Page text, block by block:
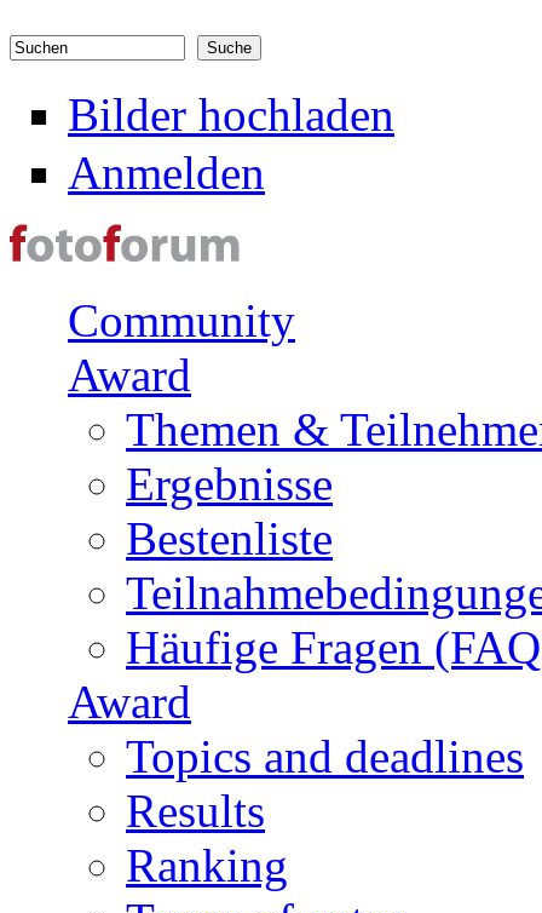
Suchformular
Bilder hochladen
Anmelden
Community
Award
Themen &
Ergebnisse
Bestenliste
Häufige Fragen
Award
Topics and deadlines
Results
Ranking